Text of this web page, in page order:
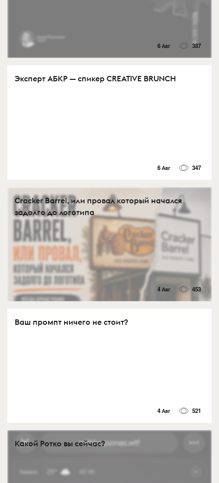
6 Авг 387
Эксперт АБКР — спикер CREATIVE BRUNCH
6 Авг 347
Cracker Barrel, или провал который начался
задолго до логотипа
4 Авг 453
Ваш промпт ничего не стоит?
4 Авг 521
Какой Ротко вы сейчас?